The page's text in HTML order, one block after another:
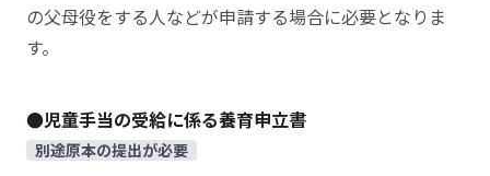
の父母役をする人などが申請する場合に必要となりま
す。
●児童手当の受給に係る養育申立書
別途原本の提出が必要